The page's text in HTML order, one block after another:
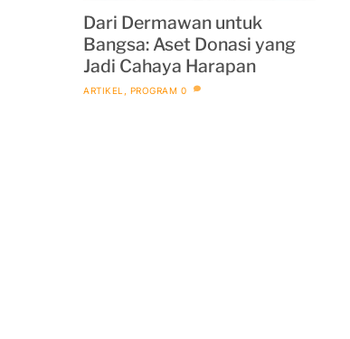
Dari Dermawan untuk
Bangsa: Aset Donasi yang
Jadi Cahaya Harapan
ARTIKEL PROGRAM 0